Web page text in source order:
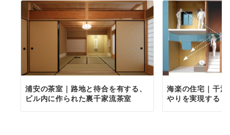
浦安の茶室｜路地と待合を有する、
ビル内に作られた裏千家流茶室
海楽の住宅｜干
やりを実現する